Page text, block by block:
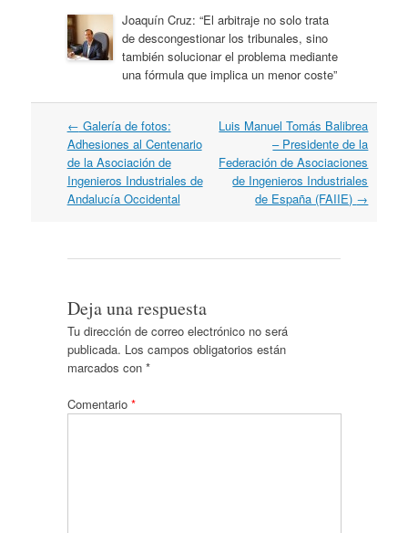
Joaquín Cruz: “El arbitraje no solo trata
de descongestionar los tribunales, sino
también solucionar el problema mediante
una fórmula que implica un menor coste”
Navegación
por
artículos
← Galería de fotos:
Adhesiones al Centenario
de la Asociación de
Ingenieros Industriales de
Andalucía Occidental
Luis Manuel Tomás Balibrea
– Presidente de la
Federación de Asociaciones
de Ingenieros Industriales
de España (FAIIE) →
Deja una respuesta
Tu dirección de correo electrónico no será
publicada. Los campos obligatorios están
marcados con *
Comentario *